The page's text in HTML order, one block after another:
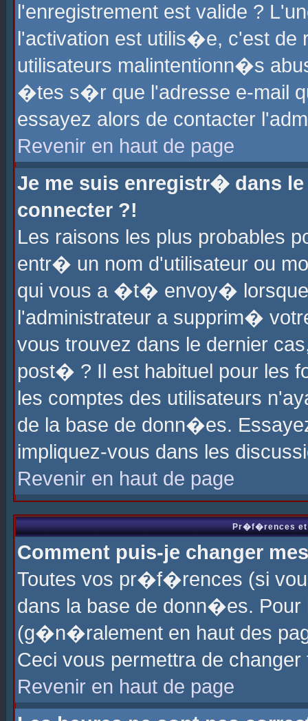
l'enregistrement est valide ?
l'activation est utilis�e, c'est
utilisateurs malintentionn�s
�tes s�r que l'adresse e-mail
essayez alors de contacter
Revenir en haut de page
Je me suis enregistr� dans
connecter ?!
Les raisons les plus probables
entr� un nom d'utilisateur ou
qui vous a �t� envoy�
l'administrateur a supprim�
vous trouvez dans le dernier
post� ? Il est habituel pour les
les comptes des utilisateurs
de la base de donn�es.
impliquez-vous dans les
Revenir en haut de page
Pr�f�rences et
Comment puis-je changer
Toutes vos pr�f�rences (si
dans la base de donn�es.
(g�n�ralement en haut des
Ceci vous permettra de
Revenir en haut de page